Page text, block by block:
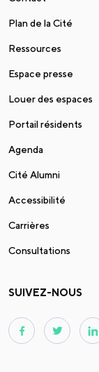
Plan de la Cité
Ressources
Espace presse
Louer des espaces
Portail résidents
Agenda
Cité Alumni
Accessibilité
Carrières
Consultations
SUIVEZ-NOUS